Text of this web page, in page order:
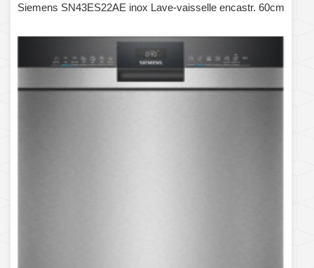
Siemens SN43ES22AE inox Lave-vaisselle encastr. 60cm